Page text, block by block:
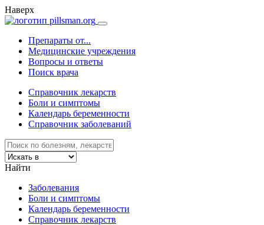
Наверх
Препараты от...
Медицинские учреждения
Вопросы и ответы
Поиск врача
Справочник лекарств
Боли и симптомы
Календарь беременности
Справочник заболеваний
Найти
Заболевания
Боли и симптомы
Календарь беременности
Справочник лекарств